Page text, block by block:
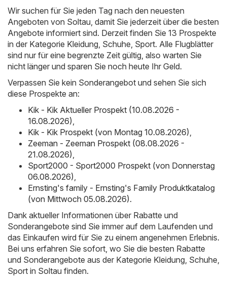
Wir suchen für Sie jeden Tag nach den neuesten
Angeboten von Soltau, damit Sie jederzeit über die besten
Angebote informiert sind. Derzeit finden Sie 13 Prospekte
in der Kategorie Kleidung, Schuhe, Sport. Alle Flugblätter
sind nur für eine begrenzte Zeit gültig, also warten Sie
nicht länger und sparen Sie noch heute Ihr Geld.
Verpassen Sie kein Sonderangebot und sehen Sie sich
diese Prospekte an:
Kik - Kik Aktueller Prospekt (10.08.2026 -
16.08.2026)
Kik - Kik Prospekt (von Montag 10.08.2026)
Zeeman - Zeeman Prospekt (08.08.2026 -
21.08.2026)
Sport2000 - Sport2000 Prospekt (von Donnerstag
06.08.2026)
Ernsting's family - Ernsting's Family Produktkatalog
(von Mittwoch 05.08.2026).
Dank aktueller Informationen über Rabatte und
Sonderangebote sind Sie immer auf dem Laufenden und
das Einkaufen wird für Sie zu einem angenehmen Erlebnis.
Bei uns erfahren Sie sofort, wo Sie die besten Rabatte
und Sonderangebote aus der Kategorie Kleidung, Schuhe,
Sport in Soltau finden.